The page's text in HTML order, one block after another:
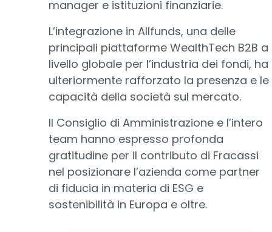
manager e istituzioni finanziarie.
L’integrazione in Allfunds, una delle
principali piattaforme WealthTech B2B a
livello globale per l’industria dei fondi, ha
ulteriormente rafforzato la presenza e le
capacità della società sul mercato.
Il Consiglio di Amministrazione e l’intero
team hanno espresso profonda
gratitudine per il contributo di Fracassi
nel posizionare l’azienda come partner
di fiducia in materia di ESG e
sostenibilità in Europa e oltre.